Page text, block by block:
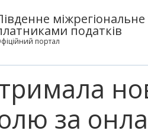
податків
портал
за